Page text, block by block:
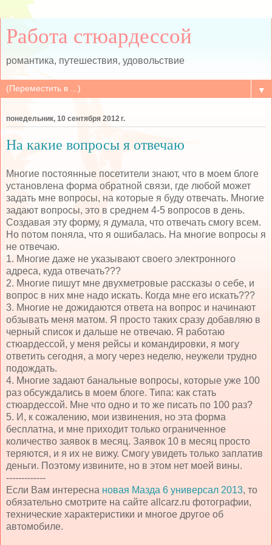
Работа стюардессой
романтика, путешествия, удовольствие
▼
понедельник, 10 сентября 2012 г.
На какие вопросы я отвечаю
Многие постоянные посетители знают, что в моем блоге
установлена форма обратной связи, где любой может
задать мне вопросы, на которые я буду отвечать. Многие
задают вопросы, это в среднем 4-5 вопросов в день.
Создавая эту форму, я думала, что отвечать смогу всем.
Но потом поняла, что я ошибалась. На многие вопросы я
не отвечаю.
1. Многие даже не указывают своего электронного
адреса, куда отвечать???
2. Многие пишут мне двухметровые рассказы о себе, и
вопрос в них мне надо искать. Когда мне его искать???
3. Многие не дожидаются ответа на вопрос и начинают
обзывать меня матом. Я просто таких сразу добавляю в
черный список и дальше не отвечаю. Я работаю
стюардессой, у меня рейсы и командировки, я могу
ответить сегодня, а могу через неделю, неужели трудно
подождать.
4. Многие задают банальные вопросы, которые уже 100
раз обсуждались в моем блоге. Типа: как стать
стюардессой. Мне что одно и то же писать по 100 раз?
5. И, к сожалению, мои извинения, но эта форма
бесплатна, и мне приходит только ограниченное
количество заявок в месяц. Заявок 10 в месяц просто
теряются, и я их не вижу. Смогу увидеть только заплатив
деньги. Поэтому извините, но в этом нет моей вины.
-------------
Если Вам интересна новая Мазда 6 универсал 2013, то
обязательно смотрите на сайте allcarz.ru фотографии,
технические характеристики и многое другое об
автомобиле.